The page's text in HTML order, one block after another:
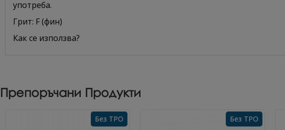
употреба.
Грит: F (фин)
Как се използва?
Препоръчани Продукти
Без TPO Без TPO